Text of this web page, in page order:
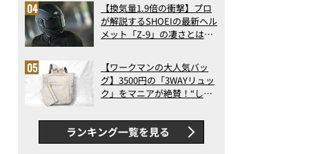
ト3】（2026年6月版）
【換気量1.9倍の衝撃】プロ
が解説するSHOEIの最新ヘル
メット「Z-9」の凄さとは？
ス【ワークマンの大人気バッ
グ】3500円の「3WAYリュッ
ク」をマニアが絶賛！“しご
判以上に優秀だった
ランキング一覧を見る